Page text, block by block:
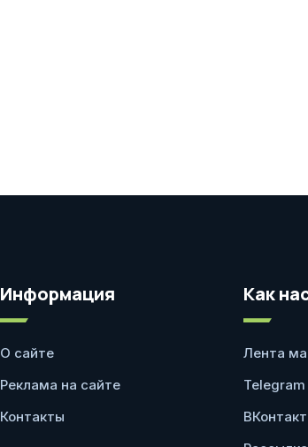
Информация
О сайте
Реклама на сайте
Контакты
Как
Лента
Telegram